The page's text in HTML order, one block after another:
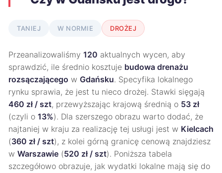
TANIEJ W NORMIE DROŻEJ
Przeanalizowaliśmy 120 aktualnych wycen, aby
sprawdzić, ile średnio kosztuje budowa drenażu
rozsączającego w Gdańsku. Specyfika lokalnego
rynku sprawia, że jest tu nieco drożej. Stawki sięgają
460 zł / szt, przewyższając krajową średnią o 53 zł
(czyli o 13%). Dla szerszego obrazu warto dodać, że
najtaniej w kraju za realizację tej usługi jest w Kielcach
(360 zł / szt), z kolei górną granicę cenową znajdziesz
w Warszawie (520 zł / szt). Poniższa tabela
szczegółowo obrazuje, jak wydatki lokalne mają się do